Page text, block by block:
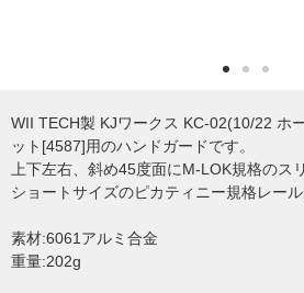
WII TECH製 KJワークス KC-02(10/22 ホ
ット[4587]用のハンドガードです。
上下左右、斜め45度面にM-LOK規格のス
ショートサイズのピカティニー規格レール
素材:6061アルミ合金
重量:202g